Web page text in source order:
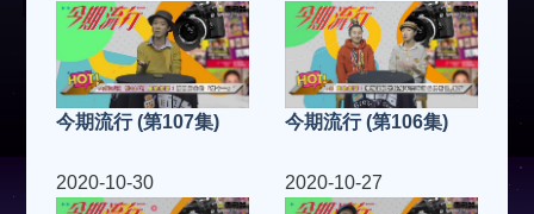
今期流行 (第107集) 今期流行 (第106集)
2020-10-30 2020-10-27